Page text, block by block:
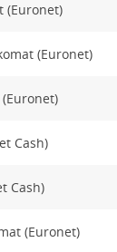
(Euronet)
(Euronet)
Cash)
Cash)
(Euronet)